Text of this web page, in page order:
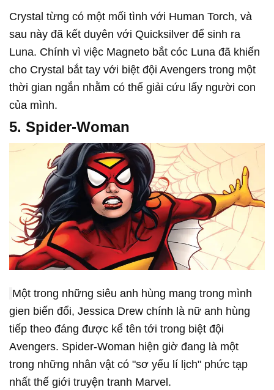
Crystal từng có một mối tình với Human Torch, và
sau này đã kết duyên với Quicksilver để sinh ra
Luna. Chính vì việc Magneto bắt cóc Luna đã khiến
cho Crystal bắt tay với biệt đội Avengers trong một
thời gian ngắn nhằm có thể giải cứu lấy người con
của mình.
5. Spider-Woman
Một trong những siêu anh hùng mang trong mình
gien biến đổi, Jessica Drew chính là nữ anh hùng
tiếp theo đáng được kể tên tới trong biệt đội
Avengers. Spider-Woman hiện giờ đang là một
trong những nhân vật có "sơ yếu lí lịch" phức tạp
nhất thế giới truyện tranh Marvel.